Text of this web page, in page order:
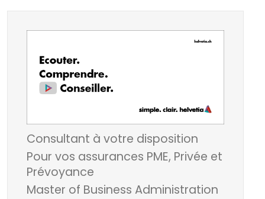
Consultant à votre disposition
Pour vos assurances PME, Privée et
Prévoyance
Master of Business Administration